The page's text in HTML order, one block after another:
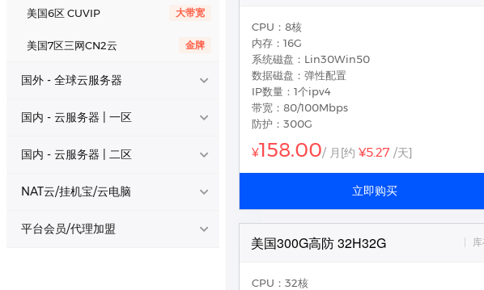
香港7区大带宽 300M
香港8区CN2经典云 AMD
美国6区 CUVIP 大带宽
美国7区三网CN2云 金牌
国外 - 全球云服务器
日本精品直连云 BGP
新加坡BGP
国内 - 云服务器 | 一区
ECS - 浙江宁波 • 电信 铂金
ECS - 陕西西安 • 电信
国内 - 云服务器 | 二区
华北内蒙性价云 跨网优秀
西南昆明云
NAT云/挂机宝/云电脑
陕西1区-NAT云/云电脑 铂金
平台会员/代理加盟
CPU：8核
内存：16G
系统磁盘：Lin30Win50
数据磁盘：弹性配置
IP数量：1个ipv4
带宽：80/100Mbps
防护：300G
¥158.00/ 月 [约 ¥5.27 /天]
立即购买
美国300G高防 32H32G
CPU：32核